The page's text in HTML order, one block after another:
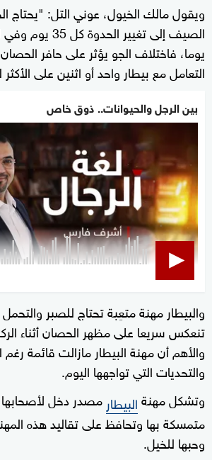
ويقول مالك الخيول، عوني التل:
يوما، فاختلاف الجو يؤثر على حافر
التعامل مع بيطار واحد أو اثنين على
بين الرجل والحيوانات.. ذوق خاص
والبيطار مهنة متعِبة تحتاج للصبر
تنعكس سريعا على مظهر الحصان أثناء
والأهم أن مهنة البيطار مازالت قائمة
والتحديات التي تواجهها اليوم.
وتشكل مهنةالبيطار مصدر دخل
متمسكة بها وتحافظ على تقاليد هذه
وحبها للخيل.